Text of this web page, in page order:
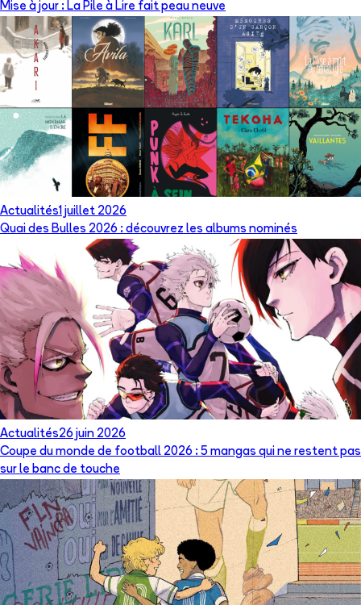
Mise à jour : La Pile à Lire fait peau neuve
Actualités1 juillet 2026
Quai des Bulles 2026 : découvrez les albums nominés
Actualités26 juin 2026
Coupe du monde de football 2026 : 5 mangas qui ne restent pas
sur le banc de touche